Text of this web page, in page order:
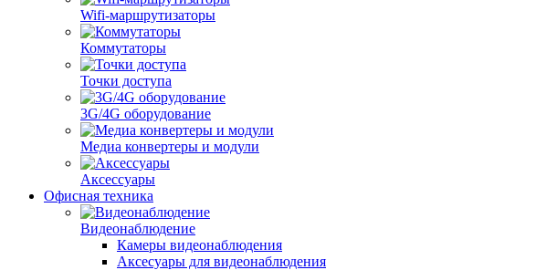
Wifi-маршрутизаторы
Коммутаторы
Точки доступа
3G/4G оборудование
Медиа конвертеры и модули
Аксессуары
Офисная техника
Видеонаблюдение
Камеры видеонаблюдения
Аксесуары для видеонаблюдения